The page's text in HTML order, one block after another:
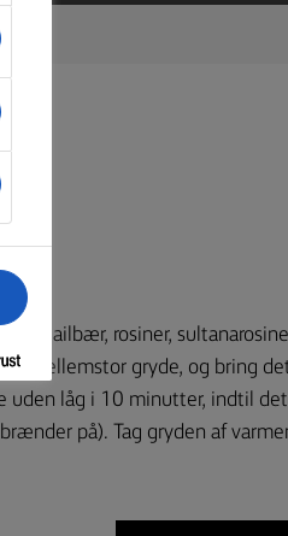
rosiner,
mellemstor gryde, og bring
uden låg i 10 minutter, indtil
på). Tag gryden af